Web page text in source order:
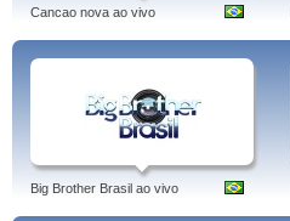
Cancao nova ao vivo
Big Brother Brasil ao vivo